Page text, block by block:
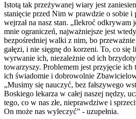
Istotą tak przeżywanej wiary jest
stanięcie przed Nim w prawdzie o sobie
wejrzał na nasz stan. „Ilekroć odkrywam
mnie ograniczeń, najważniejsze jest
bezpośredniej walki z nim, bo
gałęzi, i nie sięgnę do korzeni. To, co
wyrwanie ich, niezależnie od ich
towarzyszy. Problemem jest przyjęcie ich
ich świadomie i dobrowolnie
„Musimy się nauczyć, bez fałszywego
Boskiego lekarza w całej naszej nędzy,
tego, co w nas złe, nieprawdziwe i
On może nas wyleczyć” - uzupełnia.